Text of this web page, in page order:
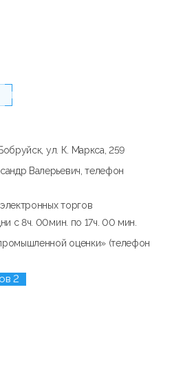
ул. К. Маркса, 259
Валерьевич, телефон
торгов
с 8ч. 00мин. по 17ч. 00 мин.
оценки» (телефон
2